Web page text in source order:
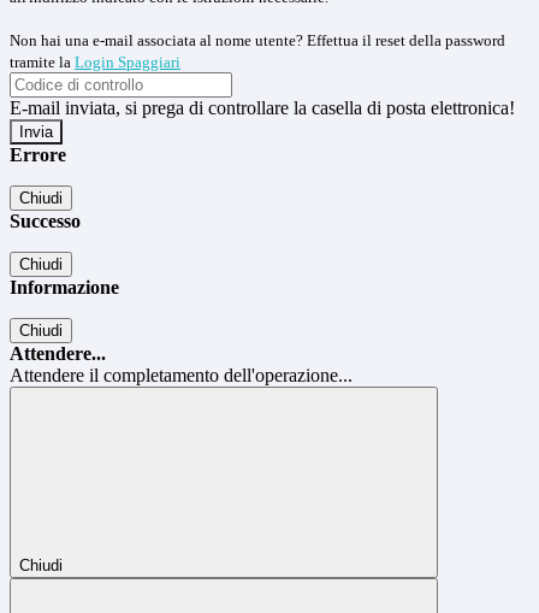
Non hai una e-mail associata al nome utente? Effettua il reset della password
tramite la Login Spaggiari
E-mail inviata, si prega di controllare la casella di posta elettronica!
Errore
Chiudi
Successo
Chiudi
Informazione
Chiudi
Attendere...
Attendere il completamento dell'operazione...
Chiudi